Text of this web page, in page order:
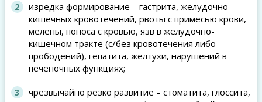
изредка формирование – гастрита, желудочно-
кишечных кровотечений, рвоты с примесью крови,
мелены, поноса с кровью, язв в желудочно-
кишечном тракте (с/без кровотечения либо
прободений), гепатита, желтухи, нарушений в
печеночных функциях;
чрезвычайно резко развитие – стоматита, глоссита,